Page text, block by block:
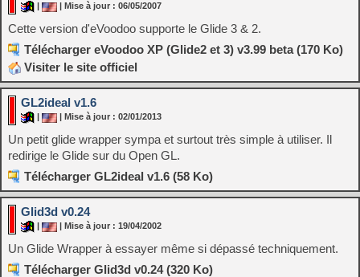
| Mise à jour : 06/05/2007
Cette version d'eVoodoo supporte le Glide 3 & 2.
Télécharger eVoodoo XP (Glide2 et 3) v3.99 beta (170 Ko)
Visiter le site officiel
GL2ideal v1.6
| Mise à jour : 02/01/2013
Un petit glide wrapper sympa et surtout très simple à utiliser. Il
redirige le Glide sur du Open GL.
Télécharger GL2ideal v1.6 (58 Ko)
Glid3d v0.24
| Mise à jour : 19/04/2002
Un Glide Wrapper à essayer même si dépassé techniquement.
Télécharger Glid3d v0.24 (320 Ko)